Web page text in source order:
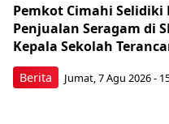
Berita
Pemkot Cimahi Selidiki
Penjualan Seragam di
Kepala Sekolah
Jumat, 7 Agu 2026 -